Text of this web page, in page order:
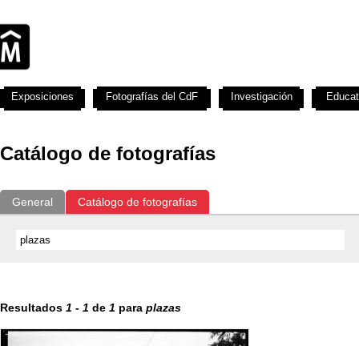
Catálogo de fotografías
General Catálogo de fotografías
Resultados 1 - 1 de 1 para plazas
Exposiciones Fotografías del CdF Investigación